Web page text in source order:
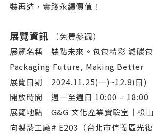
裝再造，實踐永續價值！
展覽資訊
（免費參觀）
展覽名稱｜裝點未來。包包精彩 減碳
Packaging Future, Making Better
展覽日期｜2024.11.25(一)~12.8(日)
開放時間｜週一至週日 10:00 – 18:00
展覽地點｜G&G 文化產業實驗室｜松
向製菸工廠# E203（台北市信義區光復